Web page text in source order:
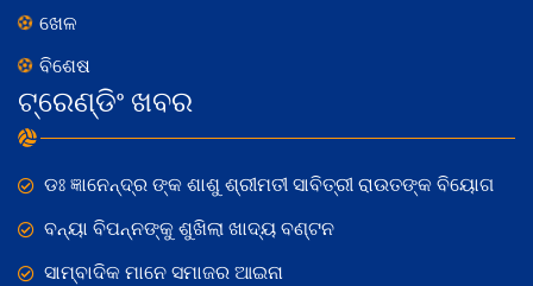
ଖେଳ
ବିଶେଷ
ଟ୍ରେଣ୍ଡିଂ ଖବର
ଡଃ ଜ୍ଞାନେନ୍ଦ୍ର ଙ୍କ ଶାଶୁ ଶ୍ରୀମତୀ ସାବିତ୍ରୀ ରାଉତଙ୍କ ବିୟୋଗ
ବନ୍ୟା ବିପନ୍ନଙ୍କୁ ଶୁଖିଲା ଖାଦ୍ୟ ବଣ୍ଟନ
ସାମ୍ବାଦିକ ମାନେ ସମାଜର ଆଇନା